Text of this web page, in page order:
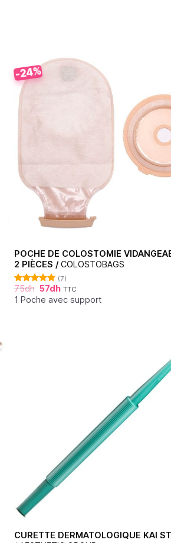
-24%
POCHE DE COLOSTOMIE
2 PIÈCES / COLOSTOBAGS
Note5.00
sur 5
(7)
75dh 57dh TTC
1 Poche avec support
CURETTE DERMATOLOGIQUE KAI